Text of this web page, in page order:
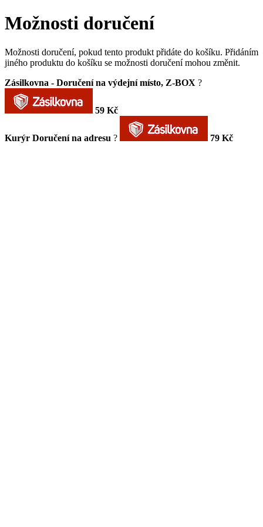
Možnosti doručení
Možnosti doručení, pokud tento produkt přidáte do košíku. Přidáním
jiného produktu do košíku se možnosti doručení mohou změnit.
Zásilkovna - Doručení na výdejní místo, Z-BOX ?
59 Kč
Kurýr Doručení na adresu ? 79 Kč